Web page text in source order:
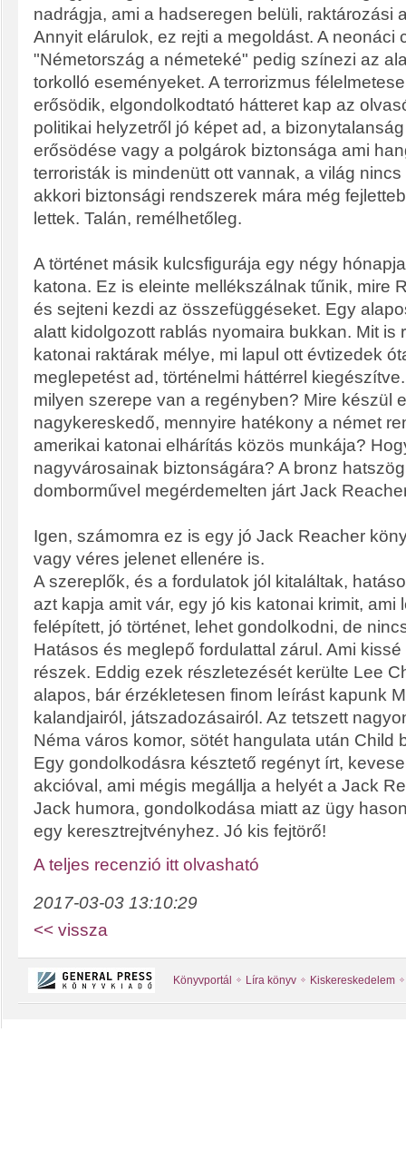
nadrágja, ami a hadseregen belüli, raktározási
Annyit elárulok, ez rejti a megoldást. A neonáci
"Németország a németeké" pedig színezi az
torkolló eseményeket. A terrorizmus
erősödik, elgondolkodtató hátteret kap az
politikai helyzetről jó képet ad, a
erősödése vagy a polgárok biztonsága ami
terroristák is mindenütt ott vannak, a világ
akkori biztonsági rendszerek mára még
lettek. Talán, remélhetőleg.
A történet másik kulcsfigurája egy négy
katona. Ez is eleinte mellékszálnak tűnik, mire
és sejteni kezdi az összefüggéseket. Egy
alatt kidolgozott rablás nyomaira bukkan. Mit is
katonai raktárak mélye, mi lapul ott évtizedek
meglepetést ad, történelmi háttérrel
milyen szerepe van a regényben? Mire készül
nagykereskedő, mennyire hatékony a német
amerikai katonai elhárítás közös munkája?
nagyvárosainak biztonságára? A bronz
domborművel megérdemelten járt Jack
Igen, számomra ez is egy jó Jack Reacher
vagy véres jelenet ellenére is.
A szereplők, és a fordulatok jól kitaláltak,
azt kapja amit vár, egy jó kis katonai krimit, ami
felépített, jó történet, lehet gondolkodni, de
Hatásos és meglepő fordulattal zárul. Ami
részek. Eddig ezek részletezését kerülte Lee
alapos, bár érzékletesen finom leírást kapunk
kalandjairól, játszadozásairól. Az tetszett
Néma város komor, sötét hangulata után Child
Egy gondolkodásra késztető regényt írt,
akcióval, ami mégis megállja a helyét a Jack
Jack humora, gondolkodása miatt az ügy
egy keresztrejtvényhez. Jó kis fejtörő!
A teljes recenzió itt olvasható
2017-03-03 13:10:29
<< vissza
Könyvportál Líra könyv Kiskereskedelem